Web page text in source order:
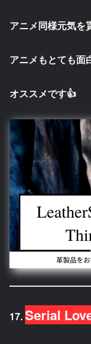
アニメ同様元気を
アニメもとても面
オススメです👍
17.Serial